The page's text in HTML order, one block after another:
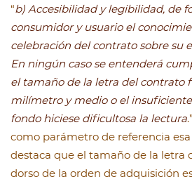
“b) Accesibilidad y legibilidad, de
consumidor y usuario el
celebración del contrato sobre su
En ningún caso se entenderá
el tamaño de la letra del contrato
milímetro y medio o el
fondo hiciese dificultosa la lectura
como parámetro de referencia
destaca que el tamaño de la letra
dorso de la orden de adquisición